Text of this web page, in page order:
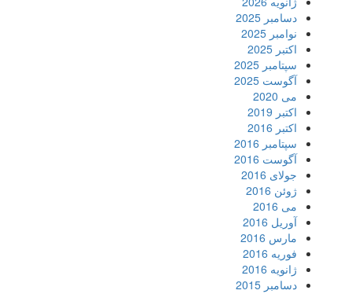
دسامبر 2025
نوامبر 2025
اکتبر 2025
سپتامبر 2025
آگوست 2025
می 2020
اکتبر 2019
اکتبر 2016
سپتامبر 2016
آگوست 2016
جولای 2016
ژوئن 2016
می 2016
آوریل 2016
مارس 2016
فوریه 2016
ژانویه 2016
دسامبر 2015